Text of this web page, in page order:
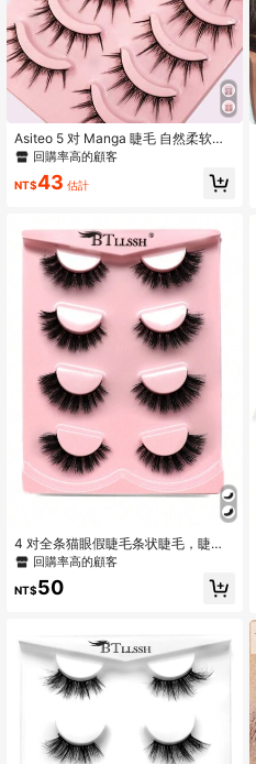
Asiteo 5 对 Manga 睫毛 自然柔软纤
细全条假睫毛 交叉可重复使用
回購率高的顧客
NT$43 估計
4 对全条猫眼假睫毛条状睫毛，睫
毛，睫毛，假睫毛
回購率高的顧客
NT$50